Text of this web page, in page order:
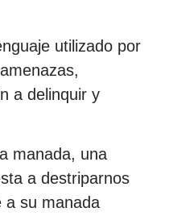
utilizado por
a delinquir y
manada, una
a destriparnos
a su manada